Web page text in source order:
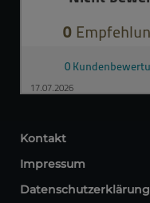
Datenschutzerklärung
Impressum
Kontakt